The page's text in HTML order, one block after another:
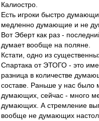
Калиостро.
Есть игроки быстро
медленно думающие и не
Вот Эберт как раз -
думает вообще на поляне.
Кстати, одно из
Спартака от ЭТОГО - это
разница в количестве
составе. Раньше у нас было
думающих, сейчас - много
думающих. А стремление
вообще не думающих